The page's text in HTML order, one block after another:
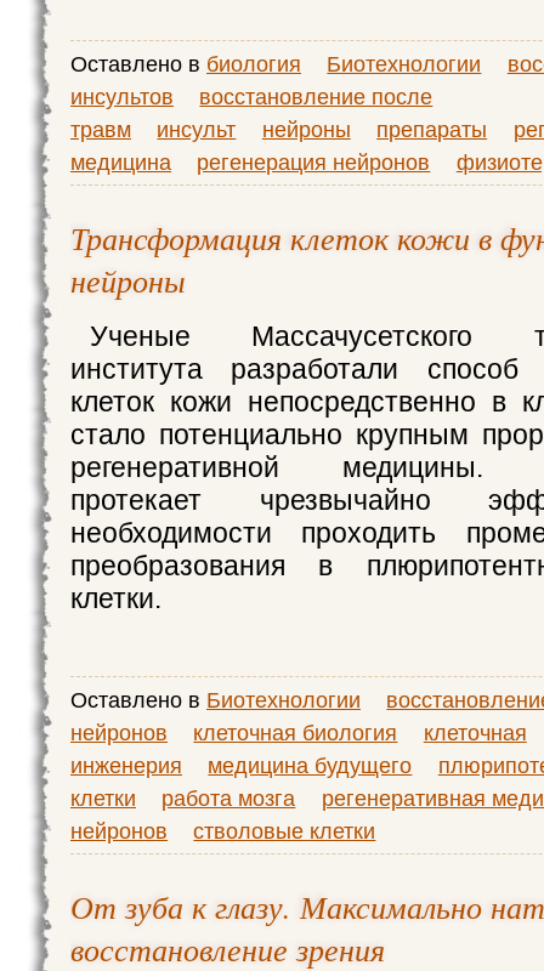
Оставлено в биология Биотехнологии
инсультов
восстановление после
травм
инсульт нейроны препараты
медицина
регенерация нейронов
Трансформация клеток кожи в
нейроны
Ученые Массачусетского
института разработали способ
клеток кожи непосредственно в
стало потенциально крупным
регенеративной медицины.
протекает чрезвычайно
необходимости проходить
преобразования в
клетки.
Оставлено в Биотехнологии
нейронов
клеточная биология
клеточная
инженерия
медицина будущего
клетки
работа мозга
регенеративная
нейронов
стволовые клетки
От зуба к глазу. Максимально
восстановление зрения